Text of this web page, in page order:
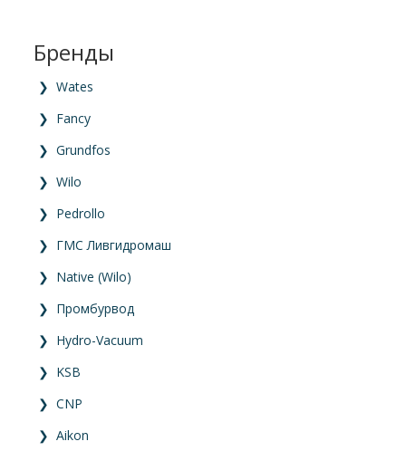
Бренды
❯ Wates
❯ Fancy
❯ Grundfos
❯ Wilo
❯ Pedrollo
❯ ГМС Ливгидромаш
❯ Native (Wilo)
❯ Промбурвод
❯ Hydro-Vacuum
❯ KSB
❯ CNP
❯ Aikon